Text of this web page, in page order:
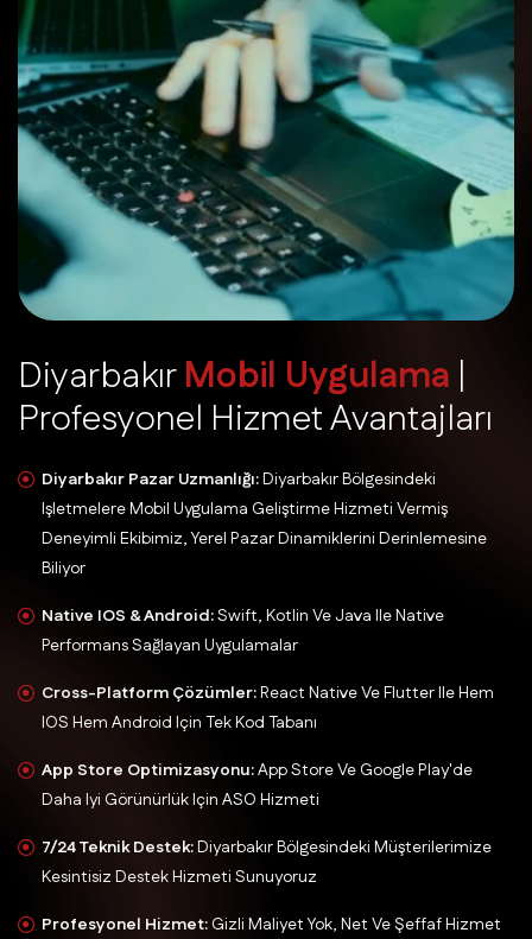
DiyarbakırMobil Uygulama |
Profesyonel HizmetAvantajları
Diyarbakır Pazar Uzmanlığı:Diyarbakır Bölgesindeki
Işletmelere Mobil Uygulama Geliştirme Hizmeti Vermiş
Deneyimli Ekibimiz, Yerel Pazar Dinamiklerini Derinlemesine
Biliyor
Native IOS & Android:Swift, Kotlin Ve Java Ile Native
Performans Sağlayan Uygulamalar
Cross-Platform Çözümler:React Native Ve Flutter Ile Hem
IOS Hem Android Için Tek Kod Tabanı
App Store Optimizasyonu:App Store Ve Google Play'de
Daha Iyi Görünürlük Için ASO Hizmeti
7/24 Teknik Destek:Diyarbakır Bölgesindeki Müşterilerimize
Kesintisiz Destek Hizmeti Sunuyoruz
Profesyonel Hizmet: Gizli Maliyet Yok, Net Ve Şeffaf Hizmet